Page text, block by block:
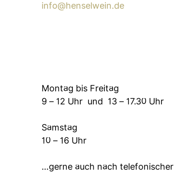
info@henselwein.de
Montag bis Freitag
9 – 12 Uhr und 13 – 17.30 Uhr
Samstag
10 – 16 Uhr
…gerne auch nach telefonischer